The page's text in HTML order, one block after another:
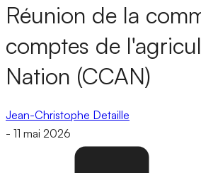
Réunion de la
comptes de
Nation (CCAN)
Jean-Christophe Detaille
- 11 mai 2026